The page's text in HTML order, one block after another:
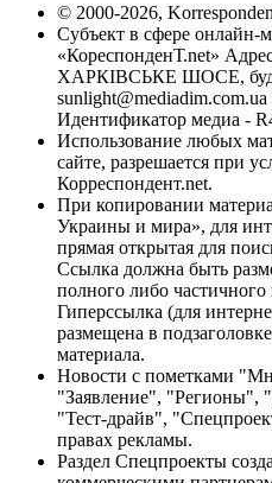
© 2000-2026,
Субъект в сфере онлайн-
«КореспонденТ.net»
ХАРКІВСЬКЕ ШОСЕ,
sunlight@mediadim.com.ua
Идентификатор медиа -
Использование любых
сайте, разрешается при
Корреспондент.net.
При копировании
Украины и мира», для
прямая открытая для
Ссылка должна быть
полного либо частичного
Гиперссылка (для
размещена в
материала.
Новости с пометками
"Заявление",
"Тест-драйв",
правах рекламы.
Раздел Спецпроекты